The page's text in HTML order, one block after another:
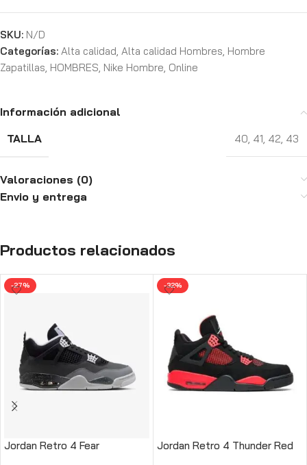
SKU: N/D
Categorías: Alta calidad, Alta calidad Hombres, Hombre
Zapatillas, HOMBRES, Nike Hombre, Online
Información adicional
TALLA
40, 41, 42, 43
Valoraciones (0)
Envio y entrega
Productos relacionados
-27%
Jordan Retro 4 Fear
-32%
Jordan Retro 4 Thunder Red